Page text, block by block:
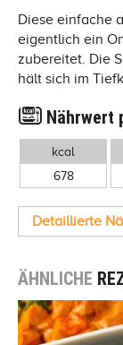
Diese einfache
eigentlich ein
zubereitet. Die
hält sich im
Nährwert
kcal
678
Detaillierte
ÄHNLICHE